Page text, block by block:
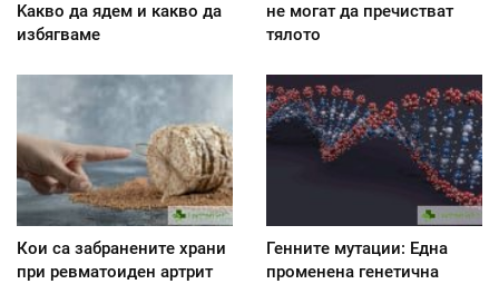
Kакво да ядем и какво да
избягваме
не могат да пречистват
тялото
Кои са забранените храни
при ревматоиден артрит
Генните мутации: Една
променена генетична